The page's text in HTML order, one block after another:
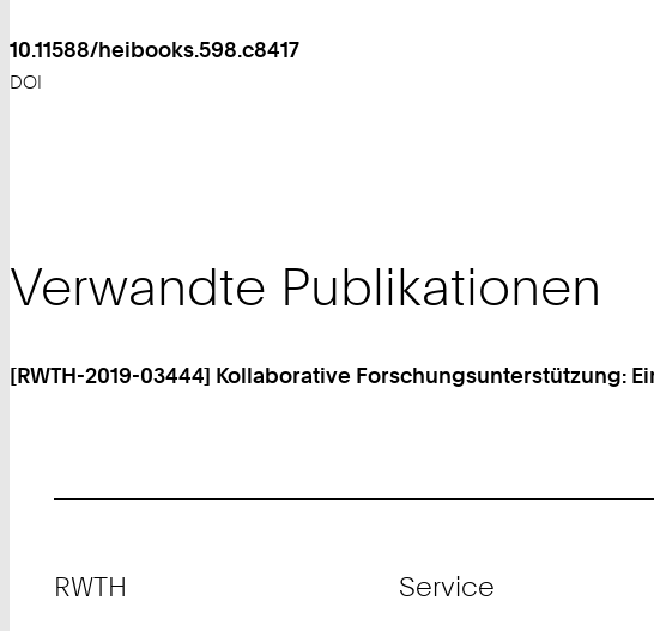
10.11588/heibooks.598.c8417
DOI
Verwandte Publikationen
[RWTH-2019-03444] Kollaborative Forschungsunterstützung:
RWTH Service